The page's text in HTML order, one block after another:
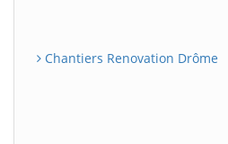
Chantiers Renovation Drôme